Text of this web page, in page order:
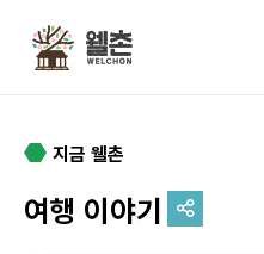
지금 웰촌
여행 이야기